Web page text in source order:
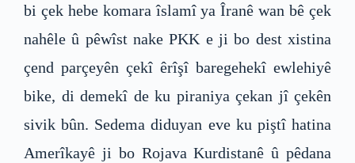
bi çek hebe komara îslamî ya Îranê wan bê çek
nahêle û pêwîst nake PKK e ji bo dest xistina
çend parçeyên çekî êrîşî baregehekî ewlehiyê
bike, di demekî de ku piraniya çekan jî çekên
sivik bûn. Sedema diduyan eve ku piştî hatina
Amerîkayê ji bo Rojava Kurdistanê û pêdana